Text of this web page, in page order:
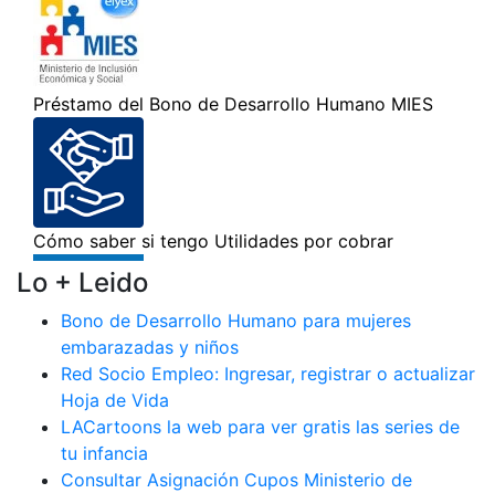
Lo + Leido
Bono de Desarrollo Humano para mujeres
embarazadas y niños
Red Socio Empleo: Ingresar, registrar o actualizar
Hoja de Vida
LACartoons la web para ver gratis las series de
tu infancia
Consultar Asignación Cupos Ministerio de